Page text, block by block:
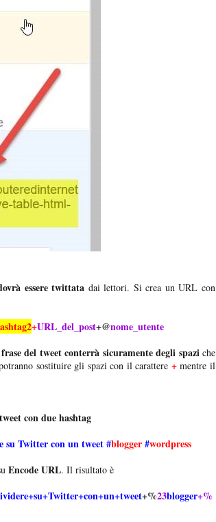
essere twittata dai lettori. Si crea un URL con
+URL_del_post+@nome_utente
frase del tweet conterrà sicuramente degli spaziche
sostituire gli spazi con il carattere +mentre il
con due hashtag
su Twitter con un tweet #blogger#wordpress
Encode URL. Il risultato è
+%23blogger+%